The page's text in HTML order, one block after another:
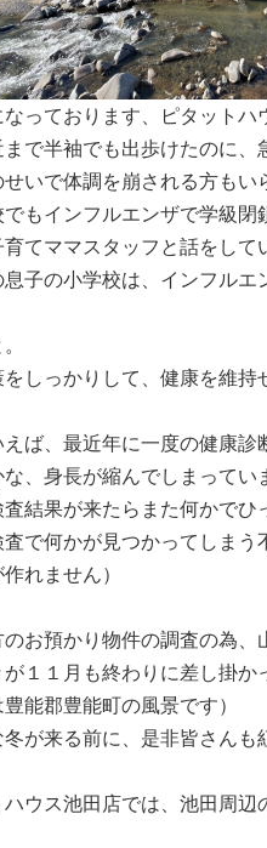
っております、ピタットハ
で半袖でも出歩けたのに、
いで体調を崩される方もい
もインフルエンザで学級閉
てママスタッフと話をして
息子の小学校は、インフル
しっかりして、健康を維持
ば、最近年に一度の健康診
、身長が縮んでしまってい
査結果が来たらまた何かでひ
査で何かが見つかってしま
れません）
お預かり物件の調査の為、
１１月も終わりに差し掛か
豊能郡豊能町の風景です）
が来る前に、是非皆さんも
ハウス池田店では、池田周